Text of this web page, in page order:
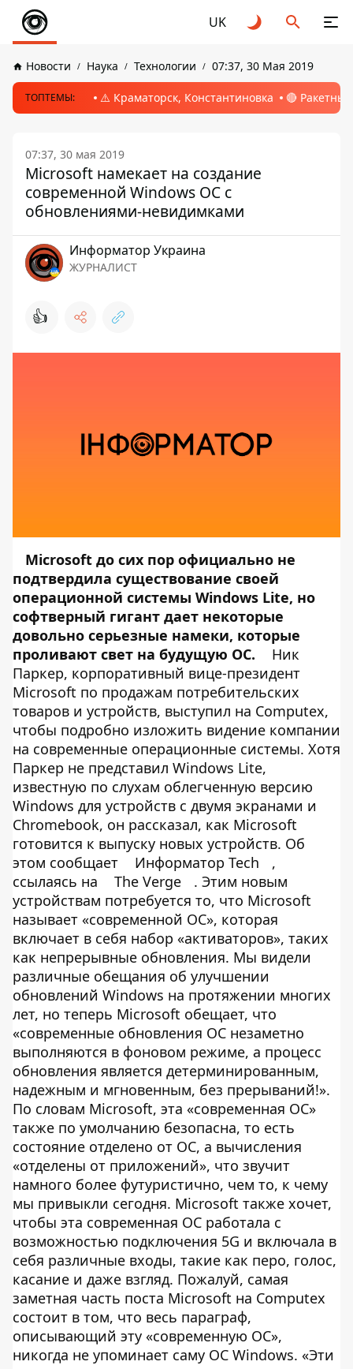
UK
Новости Наука Технологии 07:37, 30 Мая 2019
ТОПТЕМЫ: ⚠️ Краматорск, Константиновка 🔴
07:37, 30 мая 2019
Microsoft намекает на создание
современной Windows ОС с
обновлениями-невидимками
Информатор Украина
ЖУРНАЛИСТ
👍
Microsoft до сих пор официально не
подтвердила существование своей
операционной системы Windows Lite, но
софтверный гигант дает некоторые
довольно серьезные намеки, которые
проливают свет на будущую ОС.
Ник
Паркер, корпоративный вице-президент
Microsoft по продажам потребительских
товаров и устройств, выступил на Computex,
чтобы подробно изложить видение компании
на современные операционные системы. Хотя
Паркер не представил Windows Lite,
известную по слухам облегченную версию
Windows для устройств с двумя экранами и
Chromebook, он рассказал, как Microsoft
готовится к выпуску новых устройств. Об
этом сообщает
Информатор Tech
,
ссылаясь на
The Verge
. Этим новым
устройствам потребуется то, что Microsoft
называет «современной ОС», которая
включает в себя набор «активаторов», таких
как непрерывные обновления. Мы видели
различные обещания об улучшении
обновлений Windows на протяжении многих
лет, но теперь Microsoft обещает, что
«современные обновления ОС незаметно
выполняются в фоновом режиме, а процесс
обновления является детерминированным,
надежным и мгновенным, без прерываний!».
По словам Microsoft, эта «современная ОС»
также по умолчанию безопасна, то есть
состояние отделено от ОС, а вычисления
«отделены от приложений», что звучит
намного более футуристично, чем то, к чему
мы привыкли сегодня. Microsoft также хочет,
чтобы эта современная ОС работала с
возможностью подключения 5G и включала в
себя различные входы, такие как перо, голос,
касание и даже взгляд. Пожалуй, самая
заметная часть поста Microsoft на Computex
состоит в том, что весь параграф,
описывающий эту «современную ОС»,
никогда не упоминает саму ОС Windows. «Эти